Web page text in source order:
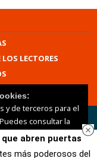
LECTORES
datos
abren puertas
más poderosos del
y de terceros para el
consultar la
Ver
y Cookies